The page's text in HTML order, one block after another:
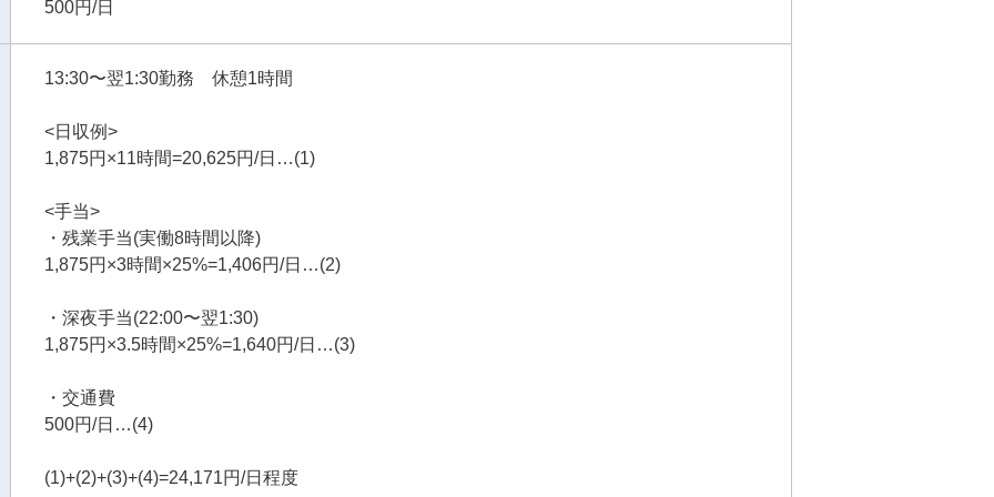
500円/日
13:30〜翌1:30勤務 休憩1時間
<日収例>
1,875円×11時間=20,625円/日…(1)
<手当>
・残業手当(実働8時間以降)
1,875円×3時間×25%=1,406円/日…(2)
・深夜手当(22:00〜翌1:30)
1,875円×3.5時間×25%=1,640円/日…(3)
・交通費
500円/日…(4)
(1)+(2)+(3)+(4)=24,171円/日程度